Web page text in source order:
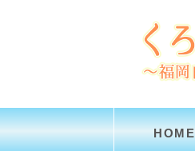
HOME